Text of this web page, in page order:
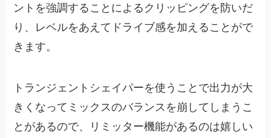
ントを強調することによるクリッピングを防いだ
り、レベルをあえてドライブ感を加えることがで
きます。
トランジェントシェイパーを使うことで出力が大
きくなってミックスのバランスを崩してしまうこ
とがあるので、リミッター機能があるのは嬉しい